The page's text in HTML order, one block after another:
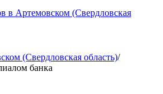
в Артемовском (Свердловская
(Свердловская область)/
банка